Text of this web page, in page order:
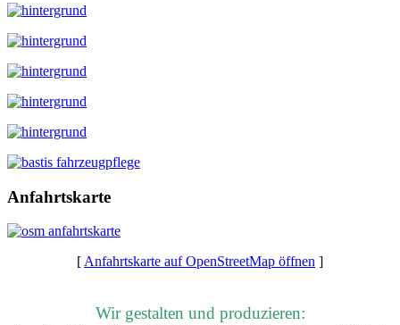
Anfahrtskarte
[ Anfahrtskarte auf OpenStreetMap öffnen ]
Wir gestalten und produzieren: